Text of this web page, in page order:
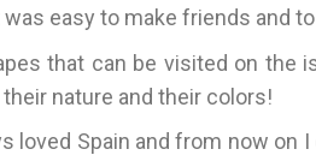
easy to make friends and
that can be visited on the
nature and their colors!
loved Spain and from now on